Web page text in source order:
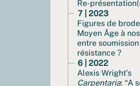
Re-
7 | 2023
Figures de
Moyen Âge à
entre
résistance ?
6 | 2022
Alexis Wright’s
Carpentaria: “A